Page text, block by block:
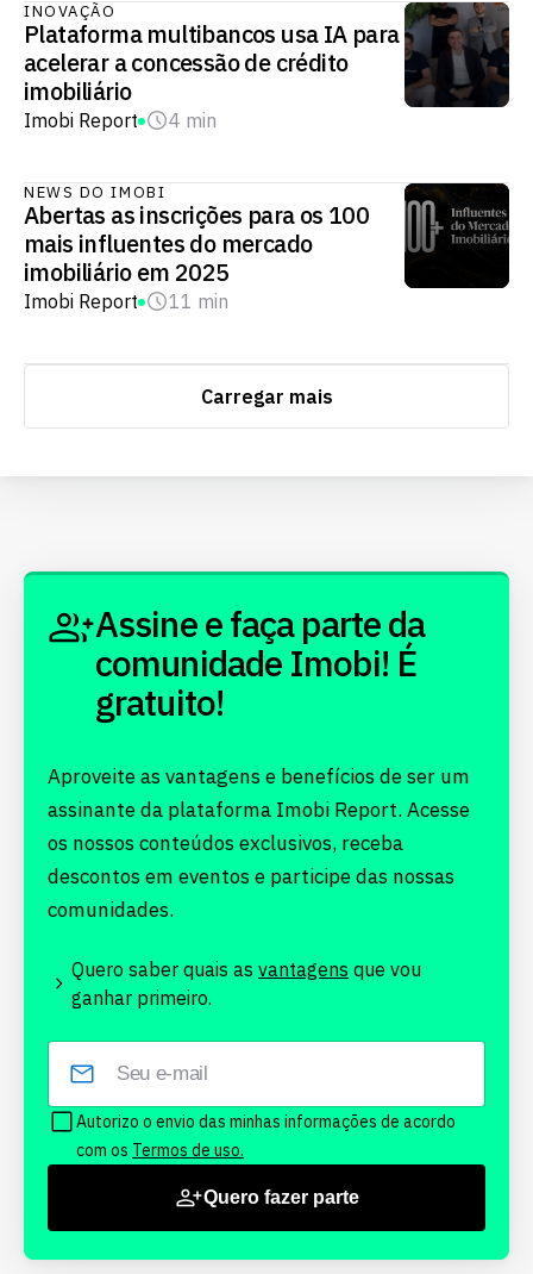
INOVAÇÃO
Plataforma multibancos usa IA para
acelerar a concessão de crédito
imobiliário
Imobi Report 4 min
NEWS DO IMOBI
Abertas as inscrições para os 100
mais influentes do mercado
imobiliário em 2025
Imobi Report 11 min
Carregar mais
Assine e faça parte da
comunidade Imobi! É
gratuito!
Aproveite as vantagens e benefícios de ser um
assinante da plataforma Imobi Report. Acesse
os nossos conteúdos exclusivos, receba
descontos em eventos e participe das nossas
comunidades.
Quero saber quais as vantagens que vou
ganhar primeiro.
Autorizo o envio das minhas informações de acordo
com os Termos de uso.
Quero fazer parte